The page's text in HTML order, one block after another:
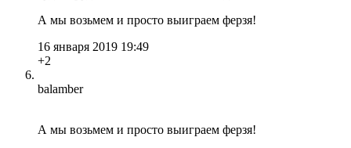
А мы возьмем и просто выиграем ферзя!
16 января 2019 19:49
+2
balamber
А мы возьмем и просто выиграем ферзя!